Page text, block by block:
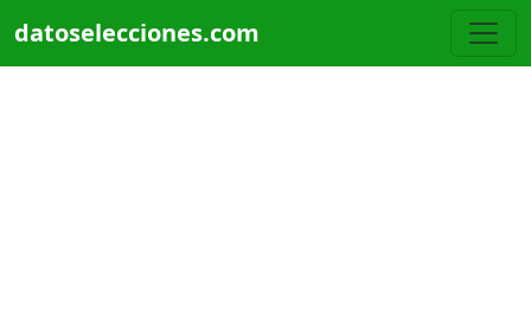
datoselecciones.com